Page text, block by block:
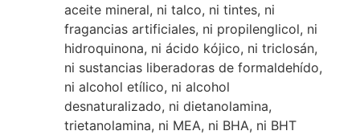
aceite mineral, ni talco, ni tintes, ni
fragancias artificiales, ni propilenglicol, ni
hidroquinona, ni ácido kójico, ni triclosán,
ni sustancias liberadoras de formaldehído,
ni alcohol etílico, ni alcohol
desnaturalizado, ni dietanolamina,
trietanolamina, ni MEA, ni BHA, ni BHT